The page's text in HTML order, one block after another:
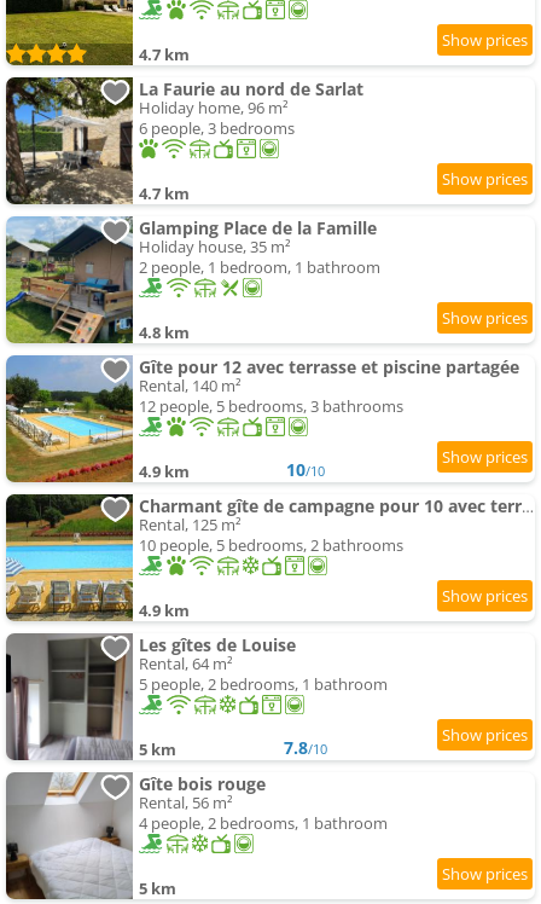
4.7 km
La Faurie au nord de Sarlat
Holiday home, 96 m²
6 people, 3 bedrooms
4.7 km
Glamping Place de la Famille
Holiday house, 35 m²
2 people, 1 bedroom, 1 bathroom
4.8 km
Gîte pour 12 avec terrasse et piscine partagée
Rental, 140 m²
12 people, 5 bedrooms, 3 bathrooms
4.9 km 10/10
Charmant gîte de campagne pour 10 avec terrasse
Rental, 125 m²
10 people, 5 bedrooms, 2 bathrooms
4.9 km
Les gîtes de Louise
Rental, 64 m²
5 people, 2 bedrooms, 1 bathroom
5 km 7.8/10
Gîte bois rouge
Rental, 56 m²
4 people, 2 bedrooms, 1 bathroom
5 km